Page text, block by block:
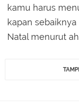
kamu harus
kapan
Natal menurut